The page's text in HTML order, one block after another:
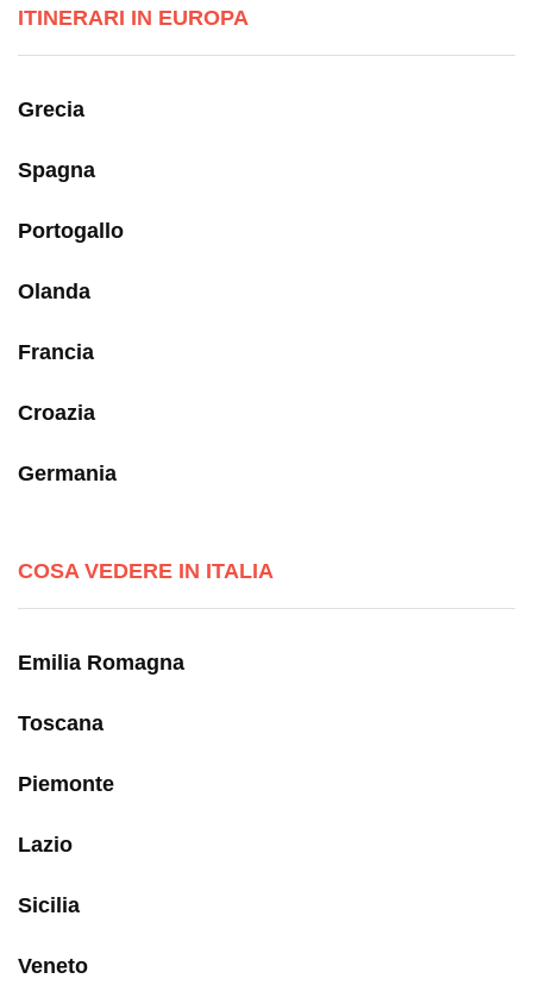
ITINERARI IN EUROPA
Grecia
Spagna
Portogallo
Olanda
Francia
Croazia
Germania
COSA VEDERE IN ITALIA
Emilia Romagna
Toscana
Piemonte
Lazio
Sicilia
Veneto